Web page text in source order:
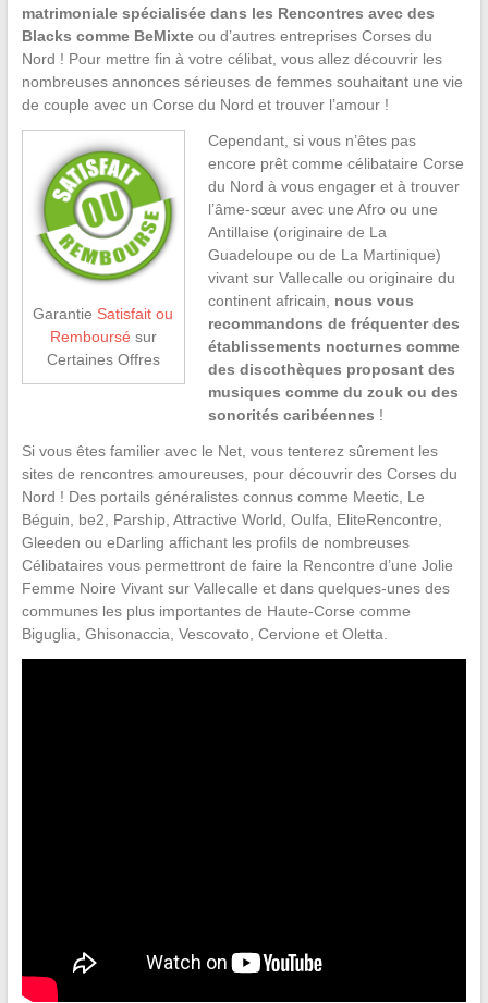
matrimoniale spécialisée dans les Rencontres avec des
Blacks comme BeMixteou d’autres entreprises Corses du
Nord ! Pour mettre fin à votre célibat, vous allez découvrir les
nombreuses annonces sérieuses de femmes souhaitant une vie
de couple avec un Corse du Nord et trouver l’amour !
Garantie Satisfait ou
Remboursé sur
Certaines Offres
Cependant, si vous n’êtes pas
encore prêt comme célibataire Corse
du Nord à vous engager et à trouver
l’âme-sœur avec une Afro ou une
Antillaise (originaire de La
Guadeloupe ou de La Martinique)
vivant sur Vallecalle ou originaire du
continent africain, nous vous
recommandons de fréquenter des
établissements nocturnes comme
des discothèques proposant des
musiques comme du zouk ou des
sonorités caribéennes !
Si vous êtes familier avec le Net, vous tenterez sûrement les
sites de rencontres amoureuses, pour découvrir des Corses du
Nord ! Des portails généralistes connus comme Meetic, Le
Béguin, be2, Parship, Attractive World, Oulfa, EliteRencontre,
Gleeden ou eDarling affichant les profils de nombreuses
Célibataires vous permettront de faire la Rencontre d’une Jolie
Femme Noire Vivant sur Vallecalle et dans quelques-unes des
communes les plus importantes de Haute-Corse comme
Biguglia, Ghisonaccia, Vescovato, Cervione et Oletta.